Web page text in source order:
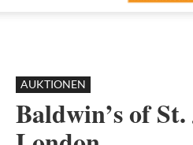
AUKTIONEN
Baldwin’s of St.